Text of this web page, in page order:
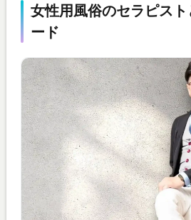
女性用風俗のセラピス
ード